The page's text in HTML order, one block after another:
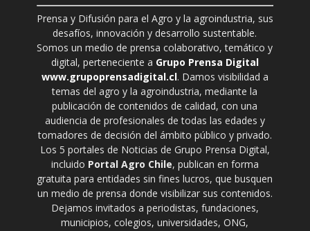
Prensa y Difusión para el Agro y la agroindustria, sus
desafíos, innovación y desarrollo sustentable.
Somos un medio de prensa colaborativo, temático y
digital, perteneciente a Grupo Prensa Digital
www.grupoprensadigital.cl. Damos visibilidad a
temas del agro y la agroindustria, mediante la
publicación de contenidos de calidad, con una
audiencia de profesionales de todas las edades y
tomadores de decisión del ámbito público y privado.
Los 5 portales de Noticias de Grupo Prensa Digital,
incluido Portal Agro Chile, publican en forma
gratuita para entidades sin fines lucros, que busquen
un medio de prensa donde visibilizar sus contenidos.
Dejamos invitados a periodistas, fundaciones,
municipios, colegios, universidades, ONG,